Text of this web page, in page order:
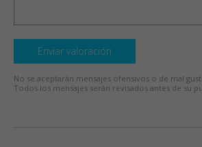
Enviar valoración
No se aceptarán mensajes ofensivos o de mal
Todos los mensajes serán revisados antes de su